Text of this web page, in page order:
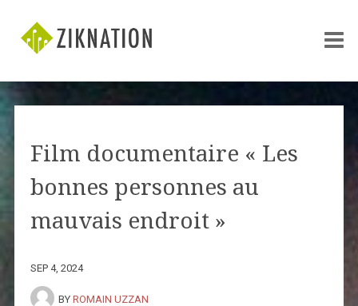
Film documentaire « Les
bonnes personnes au
mauvais endroit »
SEP 4, 2024
BY ROMAIN UZZAN